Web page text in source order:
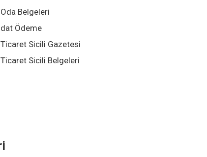
Belgeleri
Ödeme
Sicili Gazetesi
Sicili Belgeleri